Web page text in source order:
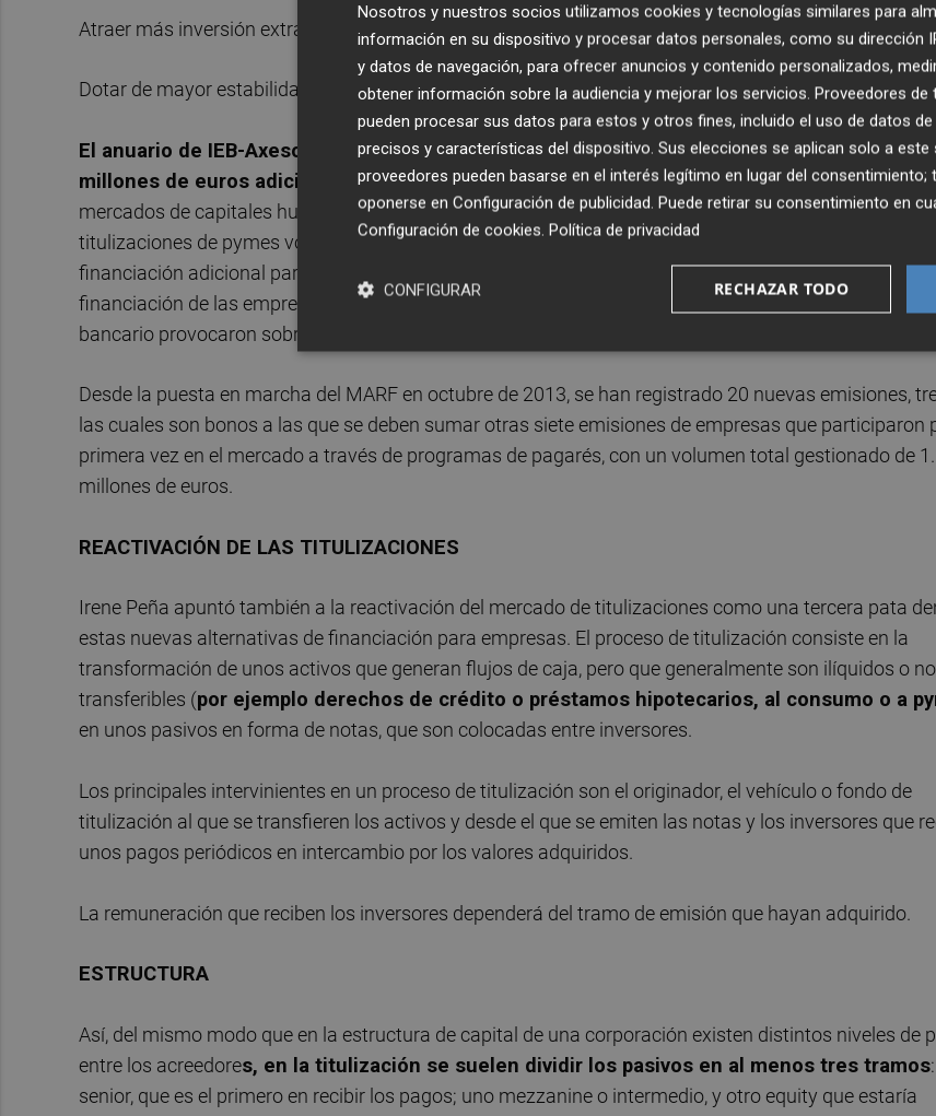
Atraer más inversión extrajera a la UE,
Dotar de mayor estabilidad al sistema financiero incrementando sus fuentes de financiación.
El anuario de IEB-Axesor recuerda que los países europeos hubieran podido disponer de
millones de euros adicionales para financiar el tejido empresarial entre 2008 y 2013si los
mercados de capitales hubieran estado tan desarrollados como en EE.UU. Del mismo modo, si las
titulizaciones de pymes volvieran a reactivarse de forma segura, se obtendrían 20.000 millones de
financiación adicional para las empresas. En resumen, 110.000 millones de euros disponibles para
financiación de las empresas que hubiera mitigado los efectos devastadores que el cierre del flujo
bancario provocaron sobre la economía real.
Desde la puesta en marcha del MARF en octubre de 2013, se han registrado 20 nuevas emisiones,
las cuales son bonos a las que se deben sumar otras siete emisiones de empresas que participaron
primera vez en el mercado a través de programas de pagarés, con un volumen total gestionado de
millones de euros.
REACTIVACIÓN DE LAS TITULIZACIONES
Irene Peña apuntó también a la reactivación del mercado de titulizaciones como una tercera pata
estas nuevas alternativas de financiación para empresas. El proceso de titulización consiste en la
transformación de unos activos que generan flujos de caja, pero que generalmente son ilíquidos o no
transferibles (por ejemplo derechos de crédito o préstamos hipotecarios, al consumo o a
en unos pasivos en forma de notas, que son colocadas entre inversores.
Los principales intervinientes en un proceso de titulización son el originador, el vehículo o fondo de
titulización al que se transfieren los activos y desde el que se emiten las notas y los inversores que
unos pagos periódicos en intercambio por los valores adquiridos.
La remuneración que reciben los inversores dependerá del tramo de emisión que hayan adquirido.
ESTRUCTURA
Así, del mismo modo que en la estructura de capital de una corporación existen distintos niveles de
entre los acreedores, en la titulización se suelen dividir los pasivos en al menos tres tramos
senior, que es el primero en recibir los pagos; uno mezzanine o intermedio, y otro equity que estaría
Nosotros y nuestros socios utilizamos cookies y tecnologías similares para
información en su dispositivo y procesar datos personales, como su dirección
y datos de navegación, para ofrecer anuncios y contenido personalizados,
obtener información sobre la audiencia y mejorar los servicios. Proveedores de
pueden procesar sus datos para estos y otros fines, incluido el uso de datos
precisos y características del dispositivo. Sus elecciones se aplican solo a este
proveedores pueden basarse en el interés legítimo en lugar del consentimiento;
oponerse en Configuración de publicidad. Puede retirar su consentimiento en
Configuración de cookies. Política de privacidad
RECHAZAR TODO
CONFIGURAR